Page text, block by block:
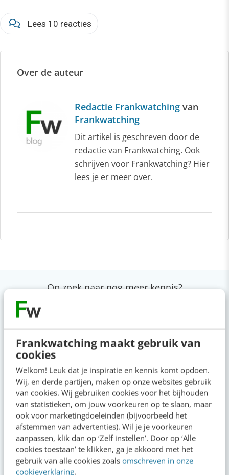
Frankwatching maakt gebruik van
cookies
Welkom! Leuk dat je inspiratie en kennis komt opdoen.
Wij, en derde partijen, maken op onze websites gebruik
van cookies. Wij gebruiken cookies voor het bijhouden
van statistieken, om jouw voorkeuren op te slaan, maar
ook voor marketingdoeleinden (bijvoorbeeld het
afstemmen van advertenties). Wil je je voorkeuren
aanpassen, klik dan op ‘Zelf instellen’. Door op ‘Alle
cookies toestaan’ te klikken, ga je akkoord met het
gebruik van alle cookies zoals omschreven in onze
cookieverklaring.
Lees 10 reacties
Over de auteur
Redactie Frankwatching van
Frankwatching
Dit artikel is geschreven door de
redactie van Frankwatching. Ook
schrijven voor Frankwatching? Hier
lees je er meer over.
Op zoek naar nog meer kennis?
Actueel
Reflecteer met AI: 5 vragen die je een betere
marketeer maken
09:00 · 3 min·
Je merk opleveren? Waarom een PDF niet
meer genoeg is
gisteren· 5 min·
Geef structuur aan je content met een